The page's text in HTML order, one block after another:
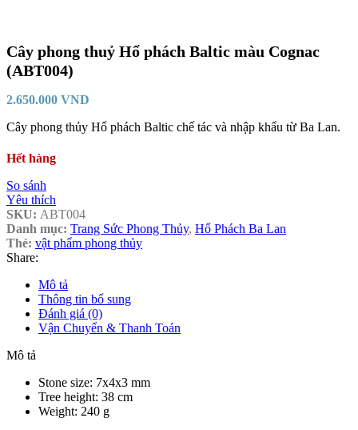
Cây phong thuỷ Hổ phách Baltic màu Cognac
(ABT004)
2.650.000 VND
Cây phong thủy Hổ phách Baltic chế tác và nhập khẩu từ Ba Lan.
Hết hàng
So sánh
Yêu thích
SKU: ABT004
Danh mục: Trang Sức Phong Thủy, Hổ Phách Ba Lan
Thẻ: vật phẩm phong thủy
Share:
Mô tả
Thông tin bổ sung
Đánh giá (0)
Vận Chuyển & Thanh Toán
Mô tả
Stone size: 7x4x3 mm
Tree height: 38 cm
Weight: 240 g